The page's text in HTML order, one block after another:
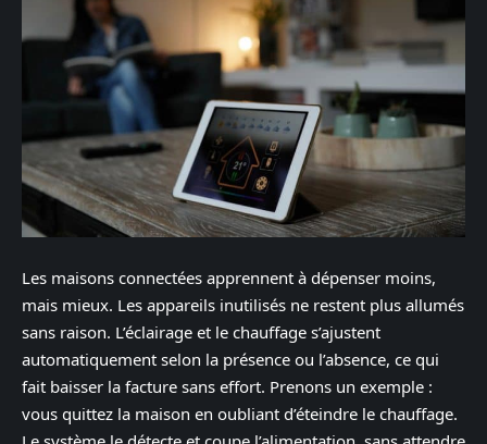
Les maisons connectées apprennent à dépenser moins,
mais mieux. Les appareils inutilisés ne restent plus allumés
sans raison. L’éclairage et le chauffage s’ajustent
automatiquement selon la présence ou l’absence, ce qui
fait baisser la facture sans effort. Prenons un exemple :
vous quittez la maison en oubliant d’éteindre le chauffage.